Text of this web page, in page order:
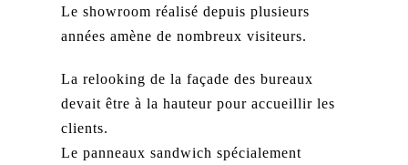
Le showroom réalisé depuis plusieurs
années amène de nombreux visiteurs.
La relooking de la façade des bureaux
devait être à la hauteur pour accueillir les
clients.
Le panneaux sandwich spécialement